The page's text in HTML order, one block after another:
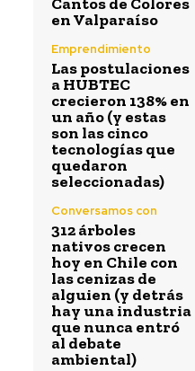
en Valparaíso
Emprendimiento
Las postulaciones
a HUBTEC
crecieron 138% en
un año (y estas
son las cinco
tecnologías que
quedaron
seleccionadas)
Conversamos con
312 árboles
nativos crecen
hoy en Chile con
las cenizas de
alguien (y detrás
hay una industria
que nunca entró
al debate
ambiental)